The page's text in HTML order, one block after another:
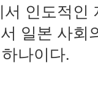
인도적인
일본 사회
나이다.